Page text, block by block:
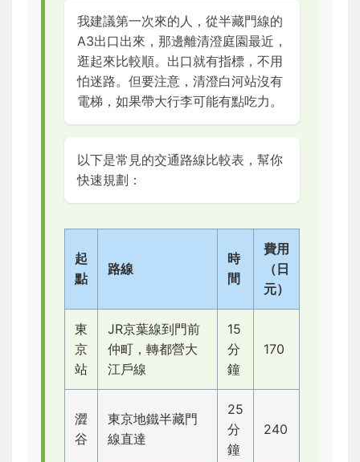
我建議第一次來的人，從半藏門線的
A3出口出來，那邊離清澄庭園最近，
逛起來比較順。出口就有指標，不用
怕迷路。但要注意，清澄白河站沒有
電梯，如果帶大行李可能有點吃力。
以下是常見的交通路線比較表，幫你
快速規劃：
起
點
路線
時
間
費用
（日
元）
東
京
站
JR京葉線到門前
仲町，轉都營大
江戶線
15
分
鐘
170
澀
谷
東京地鐵半藏門
線直達
25
分
鐘
240